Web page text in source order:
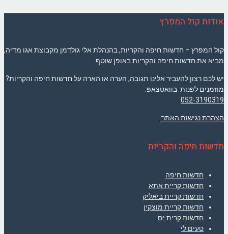
אודות קול המפרץ
קול המפרץ – חדשות חיפה והקריות, בהנהלת אלי גולדמן מקבוצת אגו מדיה,
מביא את חדשות חיפה והקריות באופן שוטף.
יש לכם רצון להעביר אלינו תגובה, הערה או הארה על חדשות חיפה והקריות?
מוזמנים לפנות בוואטצאפ:
052-3190319
הצהרת נגישות האתר
חדשות חיפה והקריות
חדשות חיפה
חדשות קריית אתא
חדשות קריית ביאליק
חדשות קריית מוצקין
חדשות קרית ים
טעים לי